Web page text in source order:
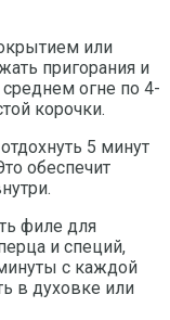
или
пригорания и
огне по 4-
корочки.
5 минут
обеспечит
филе для
и специй,
с каждой
в духовке или